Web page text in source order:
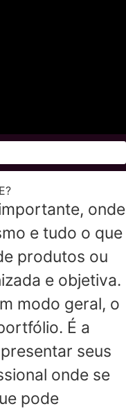
onde
e tudo o que
produtos ou
e objetiva.
modo geral, o
É a
seus
onde se
pode